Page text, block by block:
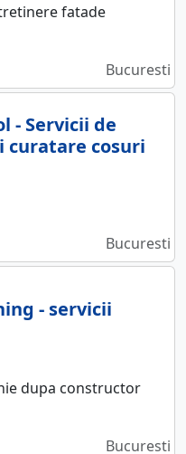
fatade
Bucuresti
- Servicii de
curatare cosuri
Bucuresti
- servicii
dupa constructor
Bucuresti